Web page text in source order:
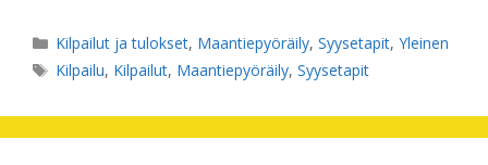
Kategoriat
Kilpailut ja tulokset, Maantiepyöräily,Syysetapit,Yleinen
Avainsanat
Kilpailu, Kilpailut, Maantiepyöräily,Syysetapit